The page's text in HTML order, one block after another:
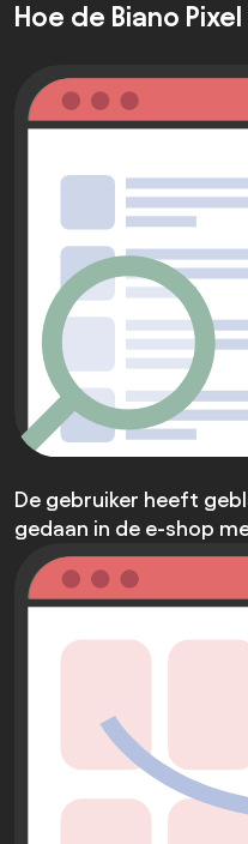
Hoe de Biano
De gebruiker heeft
gedaan in de e-shop